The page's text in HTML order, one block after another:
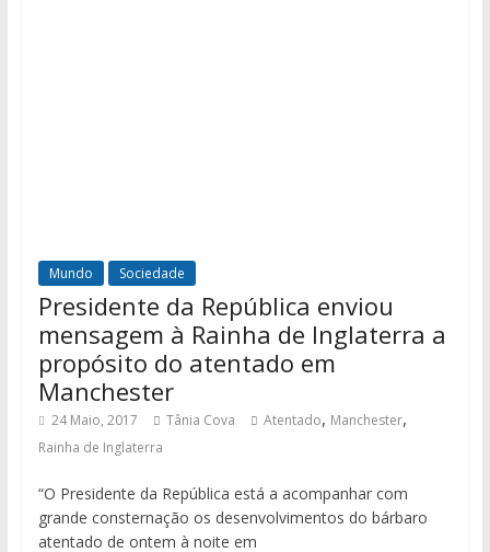
Mundo Sociedade
Presidente da República enviou
mensagem à Rainha de Inglaterra a
propósito do atentado em
Manchester
24 Maio, 2017 Tânia Cova Atentado, Manchester,
Rainha de Inglaterra
“O Presidente da República está a acompanhar com
grande consternação os desenvolvimentos do bárbaro
atentado de ontem à noite em